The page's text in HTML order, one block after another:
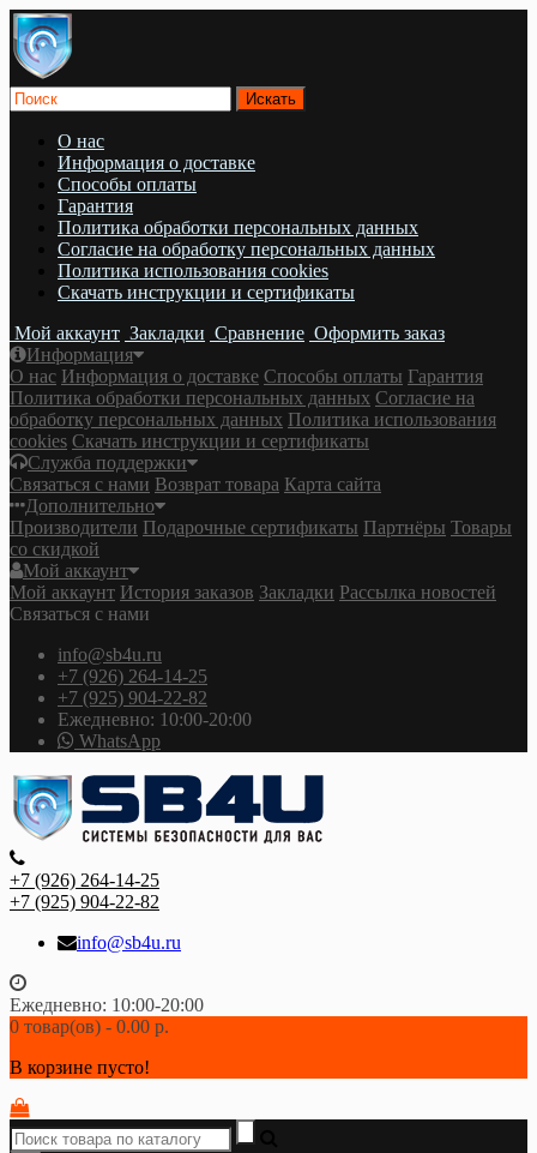
О нас
Информация о доставке
Cпособы оплаты
Гарантия
Политика обработки персональных данных
Согласие на обработку персональных данных
Политика использования cookies
Скачать инструкции и сертификаты
Мой аккаунт Закладки Сравнение Оформить заказ
Информация
О нас Информация о доставке Cпособы оплаты Гарантия
Политика обработки персональных данных Согласие на
обработку персональных данных Политика использования
cookies Скачать инструкции и сертификаты
Служба поддержки
Связаться с нами Возврат товара Карта сайта
Дополнительно
Производители Подарочные сертификаты Партнёры Товары
со скидкой
Мой аккаунт
Мой аккаунт История заказов Закладки Рассылка новостей
Связаться с нами
info@sb4u.ru
+7 (926) 264-14-25
+7 (925) 904-22-82
Ежедневно: 10:00-20:00
WhatsApp
+7 (926) 264-14-25
+7 (925) 904-22-82
info@sb4u.ru
Ежедневно: 10:00-20:00
0 товар(ов) - 0.00 р.
В корзине пусто!